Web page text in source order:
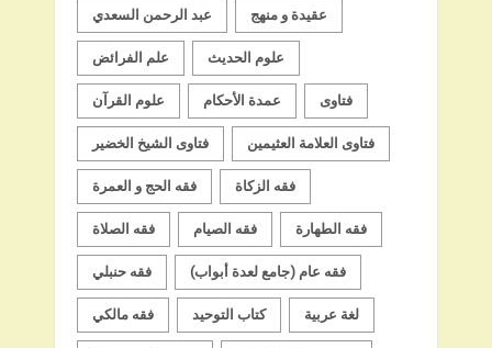
عبد الرحمن السعدي عقيدة و منهج
علم الفرائض علوم الحديث
علوم القرآن عمدة الأحكام فتاوى
فتاوى الشيخ الخضير فتاوى العلامة العثيمين
فقه الحج و العمرة فقه الزكاة
فقه الصلاة فقه الصيام فقه الطهارة
فقه حنبلي فقه عام (جامع لعدة أبواب)
فقه مالكي كتاب التوحيد لغة عربية